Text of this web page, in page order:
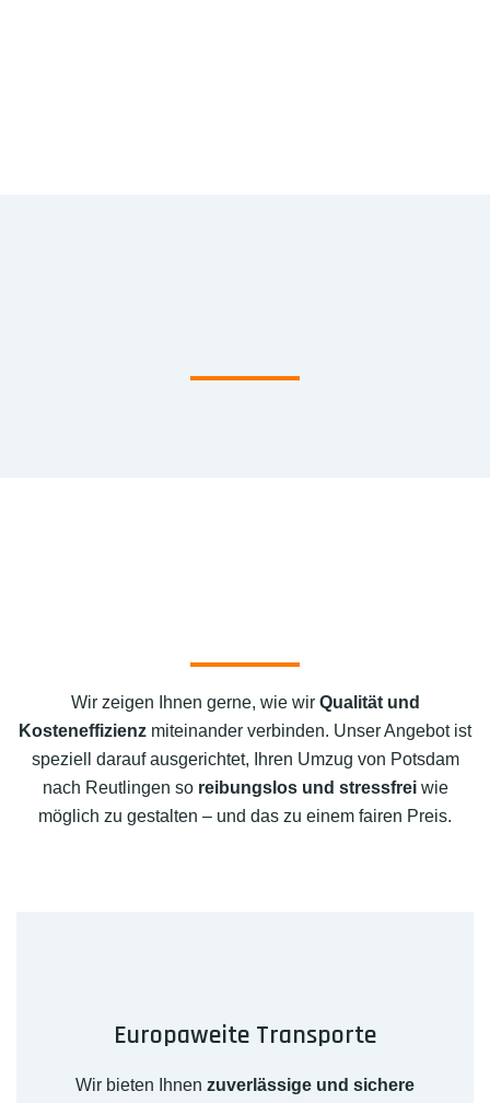
Wir zeigen Ihnen gerne, wie wir Qualität und
Kosteneffizienz miteinander verbinden. Unser Angebot ist
speziell darauf ausgerichtet, Ihren Umzug von Potsdam
nach Reutlingen so reibungslos und stressfreiwie
möglich zu gestalten – und das zu einem fairen Preis.
Europaweite Transporte
Wir bieten Ihnen zuverlässige und sichere